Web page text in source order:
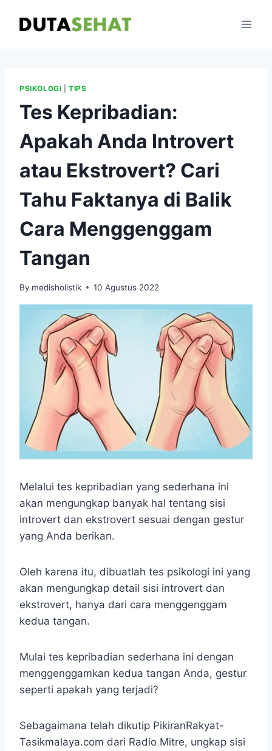
PSIKOLOGI |TIPS
Tes Kepribadian:
Apakah Anda Introvert
atau Ekstrovert? Cari
Tahu Faktanya di Balik
Cara Menggenggam
Tangan
By medisholistik 10 Agustus 2022
Melalui tes kepribadian yang sederhana ini
akan mengungkap banyak hal tentang sisi
introvert dan ekstrovert sesuai dengan gestur
yang Anda berikan.
Oleh karena itu, dibuatlah tes psikologi ini yang
akan mengungkap detail sisi introvert dan
ekstrovert, hanya dari cara menggenggam
kedua tangan.
Mulai tes kepribadian sederhana ini dengan
menggenggamkan kedua tangan Anda, gestur
seperti apakah yang terjadi?
Sebagaimana telah dikutip PikiranRakyat-
Tasikmalaya.com dari Radio Mitre, ungkap sisi